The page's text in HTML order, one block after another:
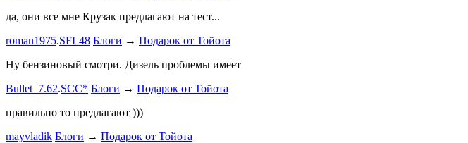
да, они все мне Крузак предлагают на тест...
roman1975.SFL48 Блоги → Подарок от Тойота
Ну бензиновый смотри. Дизель проблемы имеет
Bullet_7.62.SCC* Блоги → Подарок от Тойота
правильно то предлагают )))
mayvladik Блоги → Подарок от Тойота